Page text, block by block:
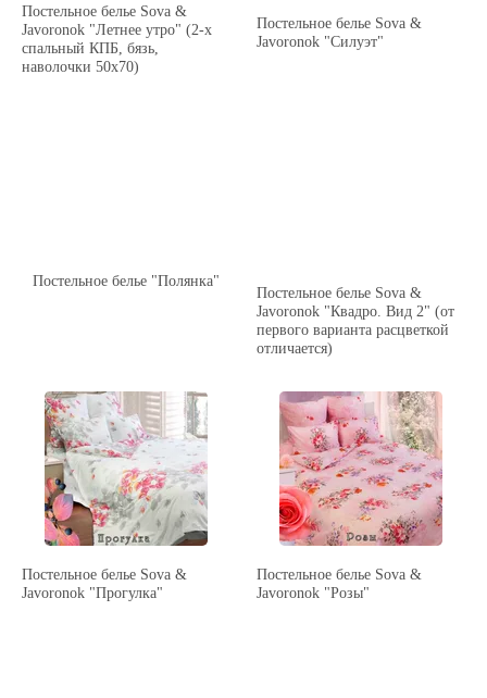
Постельное белье Sova &
Javoronok "Летнее утро" (2-х
спальный КПБ, бязь,
наволочки 50х70)
Постельное белье Sova &
Javoronok "Силуэт"
Постельное белье "Полянка"
Постельное белье Sova &
Javoronok "Квадро. Вид 2" (от
первого варианта расцветкой
отличается)
Постельное белье Sova &
Javoronok "Прогулка"
Постельное белье Sova &
Javoronok "Розы"